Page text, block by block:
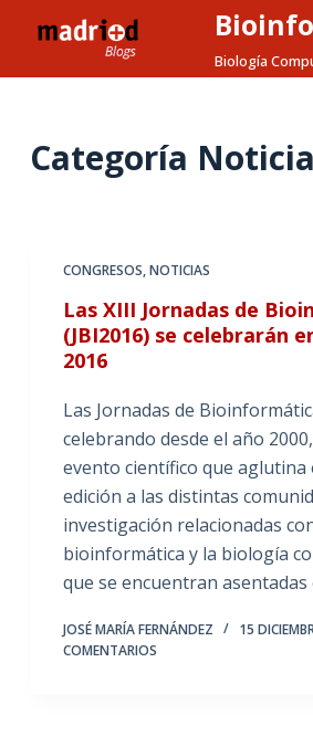
l
Biología
Categoría
CONGRESOS,NOTICIAS
Las XIII Jornadas de
(JBI2016) se celebrarán
2016
Las Jornadas de
celebrando desde el año
evento científico que aglutina
edición a las distintas
investigación relacionadas
bioinformática y la biología
que se encuentran asentadas
JOSÉ MARÍA FERNÁNDEZ 15
COMENTARIOS